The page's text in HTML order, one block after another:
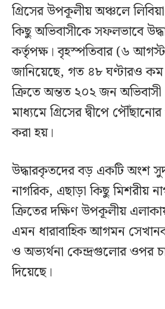
গ্রিসের উপকূলীয় অঞ্চলে
কিছু অভিবাসীকে সফলভাবে
কর্তৃপক্ষ। বৃহস্পতিবার (৬
জানিয়েছে, গত ৪৮ ঘণ্টারও
ক্রিতে অন্তত ২০২ জন অভিবাসী
মাধ্যমে গ্রিসের দ্বীপে
করা হয়।
উদ্ধারকৃতদের বড় একটি অংশ
নাগরিক, এছাড়া কিছু মিশরীয়
ক্রিতের দক্ষিণ উপকূলীয়
এমন ধারাবাহিক আগমন
ও অভ্যর্থনা কেন্দ্রগুলোর ওপর
দিয়েছে।